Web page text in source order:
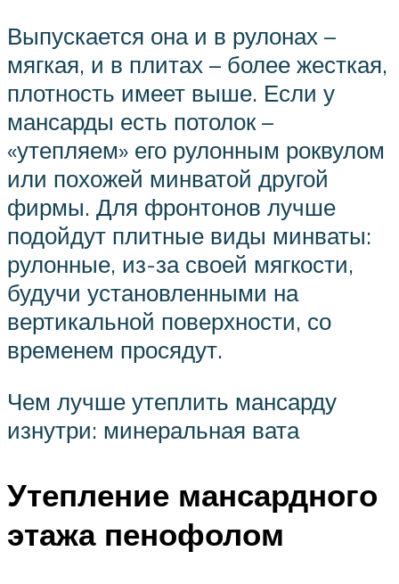
Выпускается она и в рулонах –
мягкая, и в плитах – более жесткая,
плотность имеет выше. Если у
мансарды есть потолок –
«утепляем» его рулонным роквулом
или похожей минватой другой
фирмы. Для фронтонов лучше
подойдут плитные виды минваты:
рулонные, из-за своей мягкости,
будучи установленными на
вертикальной поверхности, со
временем просядут.
Чем лучше утеплить мансарду
изнутри: минеральная вата
Утепление мансардного
этажа пенофолом